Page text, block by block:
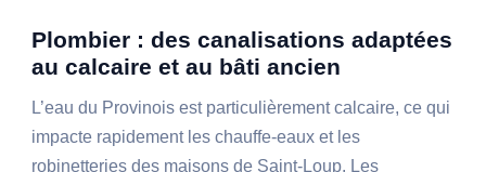
Plombier : des canalisations adaptées
au calcaire et au bâti ancien
L’eau du Provinois est particulièrement calcaire, ce qui
impacte rapidement les chauffe-eaux et les
robinetteries des maisons de Saint-Loup. Les